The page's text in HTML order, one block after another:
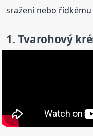
sražení nebo řídkému
1. Tvarohový